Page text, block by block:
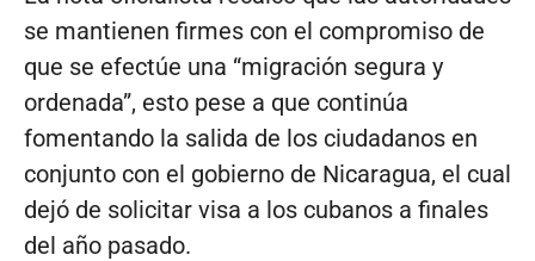
se mantienen firmes con el compromiso de
que se efectúe una “migración segura y
ordenada”, esto pese a que continúa
fomentando la salida de los ciudadanos en
conjunto con el gobierno de Nicaragua, el cual
dejó de solicitar visa a los cubanos a finales
del año pasado.